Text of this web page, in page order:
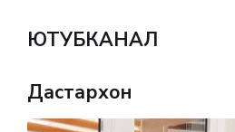
ЮТУБКАНАЛ
Дастархон